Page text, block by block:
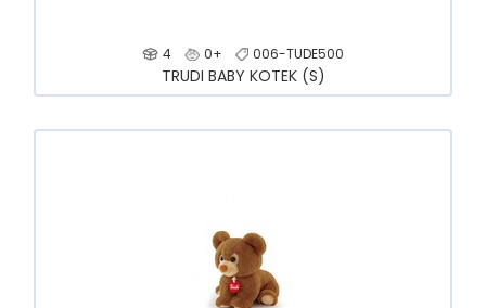
4 0+ 006-TUDE500
TRUDI BABY KOTEK (S)